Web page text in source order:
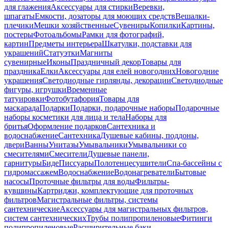
для глаженияАксессуары для стиркиВеревки,
шпагатыЕмкости, дозаторы для моющих средствВешалки-
плечикиМешки хозяйственныеСувенирыКопилкиКартины,
постерыФотоальбомыРамки для фотографий,
картинПредметы интерьераШкатулки, подставки для
украшенийСтатуэткиМагниты
сувенирныеИконыПраздничный декорТовары для
праздникаЕлкиАксессуары для елей новогоднихНовогодние
украшенияСветодиодные гирлянды, декорацииСветодиодные
фигуры, игрушкиВременные
татуировкиФотобутафорияТовары для
маскарадаПодаркиПодарки, подарочные наборыПодарочные
наборы косметики для лица и телаНаборы для
бритьяОформление подарковСантехника и
водоснабжениеСантехникаДушевые кабины, поддоны,
двериВанныУнитазыУмывальникиУмывальники со
смесителямиСмесителиДушевые панели,
гарнитурыБидеПиссуарыПолотенцесушителиСпа-бассейны с
гидромассажемВодоснабжениеВодонагревателиБытовые
насосыПроточные фильтры для водыФильтры-
кувшиныКартриджи, комплектующие для проточных
фильтровМагистральные фильтры, системы
сантехническиеАксессуары для магистральных фильтров,
систем сантехническихТрубы полипропиленовыеФитинги